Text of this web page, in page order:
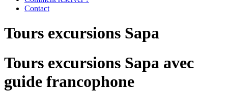
Contact
Tours excursions Sapa
Tours excursions Sapa avec
guide francophone